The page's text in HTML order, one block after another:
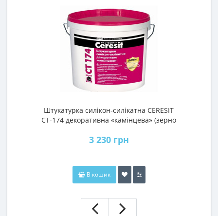
Штукатурка силікон-силікатна CERESIT
CТ-174 декоративна «камінцева» (зерно
3 230 грн
В кошик